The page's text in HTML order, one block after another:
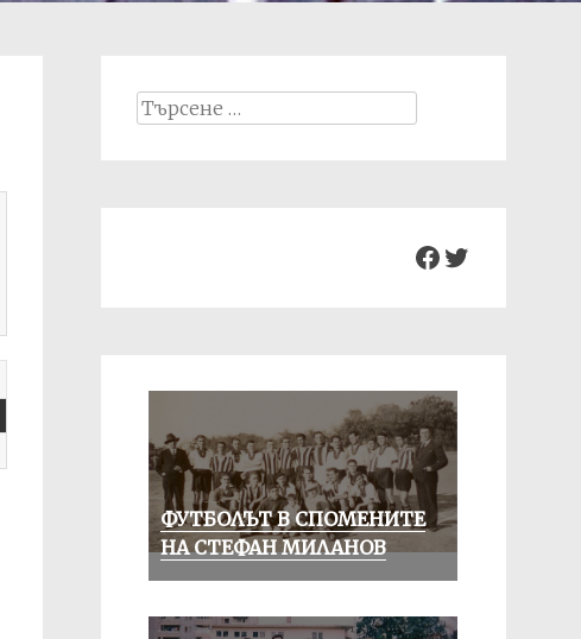
Search
Facebook
Twitter
ФУТБОЛЪТ В СПОМЕНИТЕ
НА СТЕФАН МИЛАНОВ